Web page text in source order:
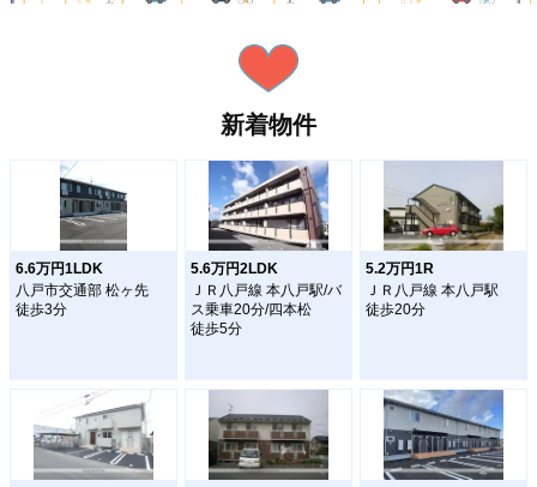
新着物件
6.6万円1LDK
八戸市交通部 松ヶ先
徒歩3分
5.6万円2LDK
ＪＲ八戸線 本八戸駅/バ
ス乗車20分/四本松
徒歩5分
5.2万円1R
ＪＲ八戸線 本八戸駅
徒歩20分